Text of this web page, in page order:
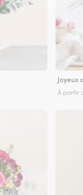
Joyeux
À partir